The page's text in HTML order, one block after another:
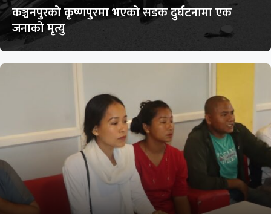
कञ्चनपुरको कृष्णपुरमा भएको सडक दुर्घटनामा एक
जनाको मृत्यु